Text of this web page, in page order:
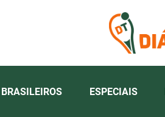
BRASILEIROS ESPECIAIS